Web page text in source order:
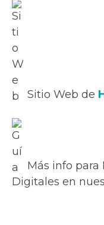
Sitio Web de
Más info para
Digitales en